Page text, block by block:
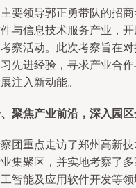
要领导郭正勇带队的招
与信息技术服务产业，
察活动。此次考察旨在
先进经验，寻求产业合
注入新动能。
聚焦产业前沿，深入园
团重点走访了郑州高新
集聚区，并实地考察了
智能及应用软件开发等